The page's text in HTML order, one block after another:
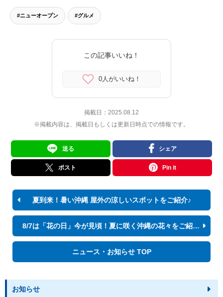
#ニューオープン #グルメ
この記事いいね！
0人がいいね！
掲載日： 2025.08.12
※掲載内容は、掲載日もしくは更新日時点での情報です。
送る シェア
ポスト Pin it
夏到来！暑い沖縄 屋外の涼しいスポットをご紹介♪
8/7は「花の日」今が見頃！夏に咲く沖縄の花々をご紹介！
ニュース・お知らせ TOP
お知らせ